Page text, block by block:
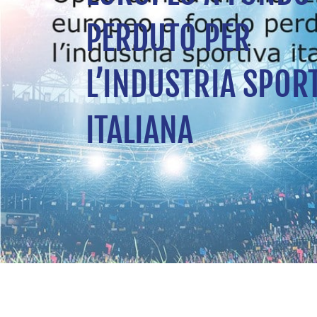
PERDUTO PER
L’INDUSTRIA
ITALIANA